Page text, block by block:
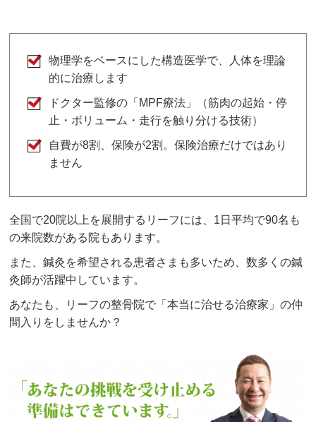
物理学をベースにした構造医学で、人体を理論
的に治療します
ドクター監修の「 MPF療法」（筋肉の起始・停
止・ボリューム・走行を触り分ける技術）
自費が8割、保険が2割。保険治療だけではあり
ません
全国で20院以上を展開するリーフには、1日平均で90名も
の来院数がある院もあります。
また、鍼灸を希望される患者さまも多いため、数多くの鍼
灸師が活躍中しています。
あなたも、リーフの整骨院で「本当に治せる治療家」の仲
間入りをしませんか？